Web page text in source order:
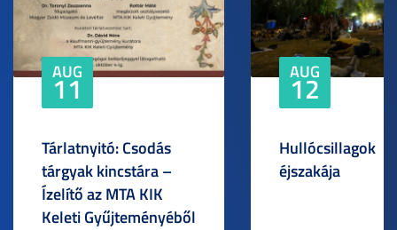
AUG
11
Tárlatnyitó: Csodás
tárgyak kincstára –
Ízelítő az MTA KIK
Keleti Gyűjteményéből
AUG
12
Hullócsillagok
éjszakája